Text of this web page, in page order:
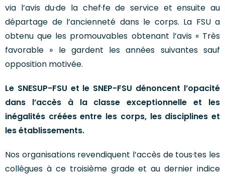
via l’avis du·de la chef·fe de service et ensuite au
départage de l’ancienneté dans le corps. La FSU a
obtenu que les promouvables obtenant l’avis « Très
favorable » le gardent les années suivantes sauf
opposition motivée.
Le SNESUP-FSU et le SNEP-FSU dénoncent l’opacité
dans l’accès à la classe exceptionnelle et les
inégalités créées entre les corps, les disciplines et
les établissements.
Nos organisations revendiquent l’accès de tous·tes les
collègues à ce troisième grade et au dernier indice